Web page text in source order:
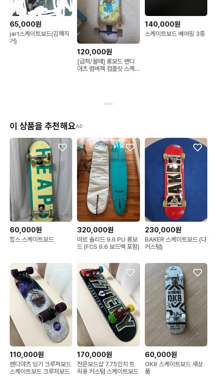
65,000원
jart스케이트보드(김해직
거)
120,000원
[급처/꿀매] 롱보드 랜디
야츠 럼버잭 컴플릿 스케
140,000원
스케이트보드 베어링 3종
이 상품을 추천해요AD
60,000원
힙스 스케이트보드
320,000원
마르 솔리드 9.6 PU 롱보
드 (FCS 9.6 보드백 포함)
230,000원
BAKER 스케이트보드 (다
커스텀)
110,000원
랜디야츠 딩기 크루져보드
스케이트보드 크루저보드
170,000원
전문보드샵 7.75인치 트
릭용 커스텀 스케이트보드
60,000원
OK8 스케이트보드 새상
품